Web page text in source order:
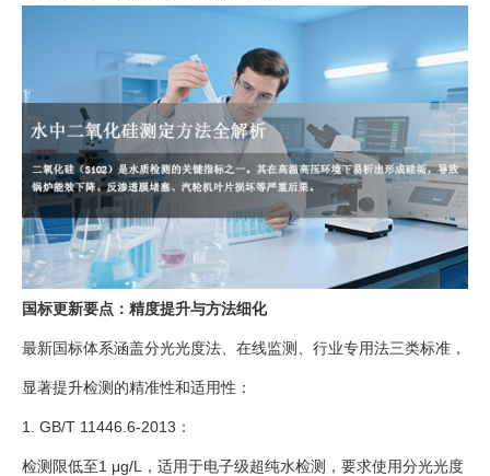
国标更新要点：精度提升与方法细化
最新国标体系涵盖分光光度法、在线监测、行业专用法三类标准，
显著提升检测的精准性和适用性：
1. GB/T 11446.6-2013：
检测限低至1 μg/L，适用于电子级超纯水检测，要求使用分光光度